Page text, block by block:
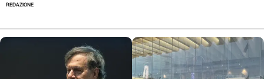
Veneto
REDAZIONE